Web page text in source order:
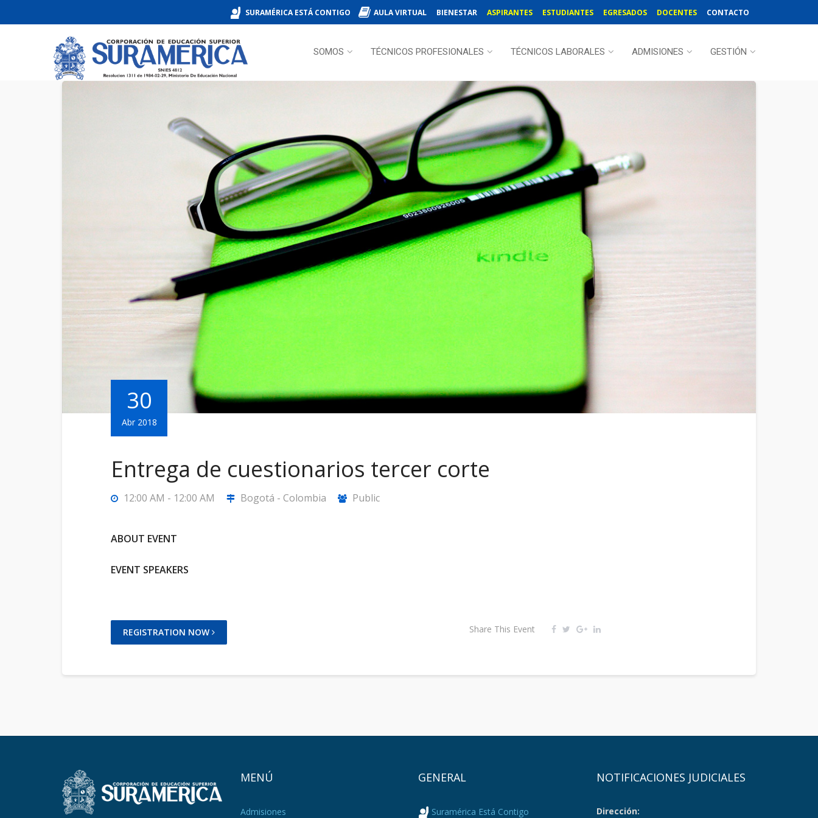
SURAMÉRICA ESTÁ CONTIGO AULA VIRTUAL BIENESTAR ASPIRANTES ESTUDIANTES EGRESADOS DOCENTES CONTACTO
SOMOS TÉCNICOS PROFESIONALES TÉCNICOS LABORALES ADMISIONES GESTIÓN
30
Abr 2018
Entrega de cuestionarios tercer corte
12:00 AM - 12:00 AM Bogotá - Colombia Public
ABOUT EVENT
EVENT SPEAKERS
REGISTRATION NOW Share This Event
MENÚ
Admisiones
GENERAL
Suramérica Está Contigo
NOTIFICACIONES JUDICIALES
Dirección: